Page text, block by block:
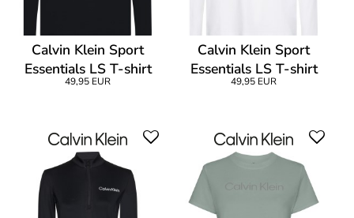
Calvin Klein Sport
Essentials LS T-shirt
49,95 EUR
Calvin Klein Sport
Essentials LS T-shirt
49,95 EUR